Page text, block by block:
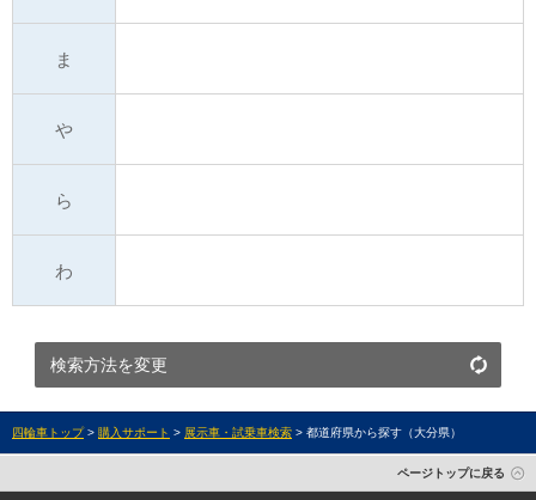
ま
や
ら
わ
検索方法を変更
四輪車トップ> 購入サポート > 展示車・試乗車検索 > 都道府県から探す（大分県）
ページトップに戻る